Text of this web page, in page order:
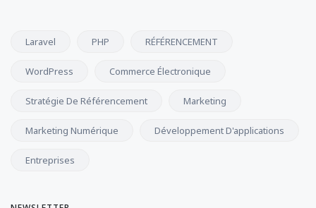
Laravel PHP RÉFÉRENCEMENT
WordPress Commerce Électronique
Stratégie De Référencement Marketing
Marketing Numérique Développement D'applications
Entreprises